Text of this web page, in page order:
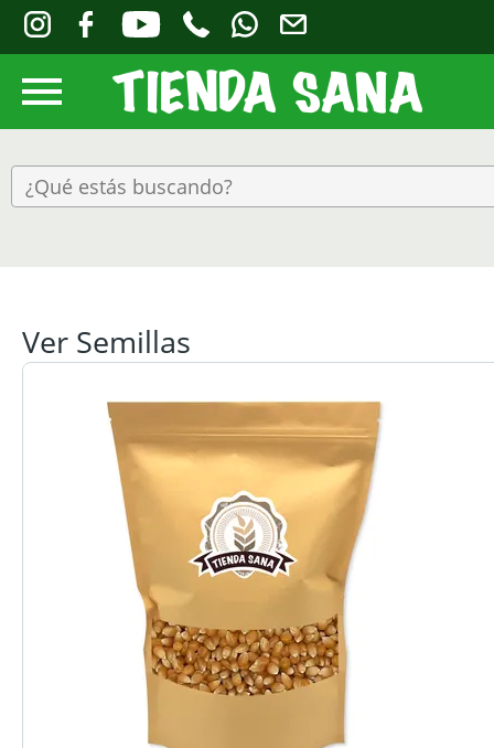
Ver Semillas